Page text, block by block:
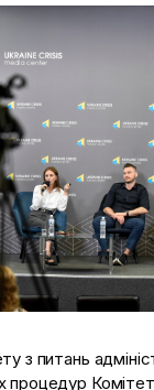
з питань
процедур